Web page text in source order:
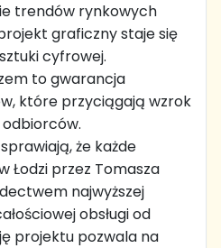
trendów rynkowych
graficzny staje się
cyfrowej.
to gwarancja
które przyciągają wzrok
że każde
Łodzi przez Tomasza
najwyższej
obsługi od
projektu pozwala na